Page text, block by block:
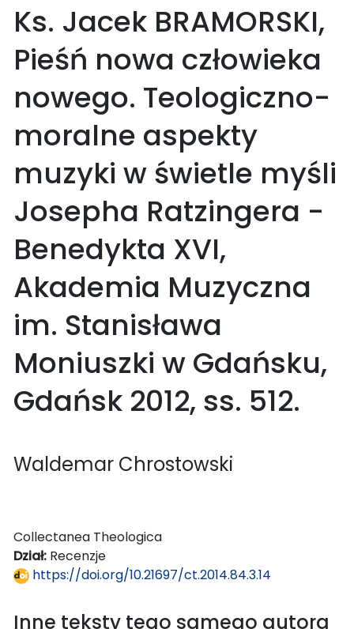
Ks. Jacek BRAMORSKI,
Pieśń nowa człowieka
nowego. Teologiczno-
moralne aspekty
muzyki w świetle myśli
Josepha Ratzingera -
Benedykta XVI,
Akademia Muzyczna
im. Stanisława
Moniuszki w Gdańsku,
Gdańsk 2012, ss. 512.
Waldemar Chrostowski
Collectanea Theologica
Dział: Recenzje
https://doi.org/10.21697/ct.2014.84.3.14
Inne teksty tego samego autora